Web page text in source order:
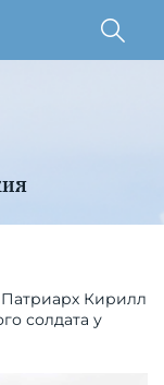
Кирилл
солдата у